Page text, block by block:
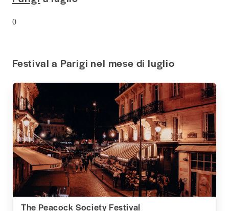
0
Festival a Parigi nel mese di luglio
The Peacock Society Festival